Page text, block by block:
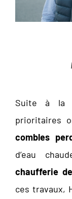
Suite à la
prioritaires
combles
d’eau
chaufferie
ces travaux,